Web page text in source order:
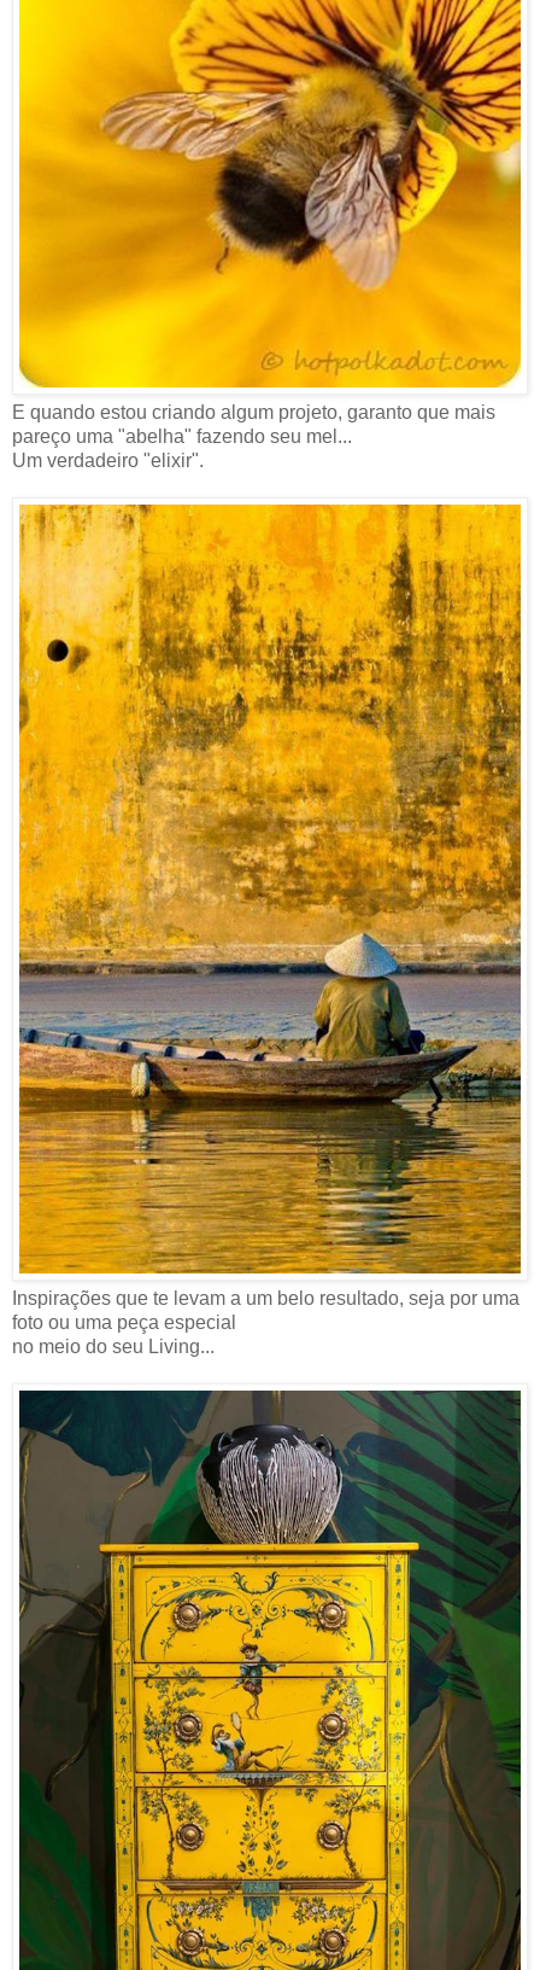
E quando estou criando algum projeto, garanto que mais
pareço uma "abelha" fazendo seu mel...
Um verdadeiro "elixir".
Inspirações que te levam a um belo resultado, seja por uma
foto ou uma peça especial
no meio do seu Living...